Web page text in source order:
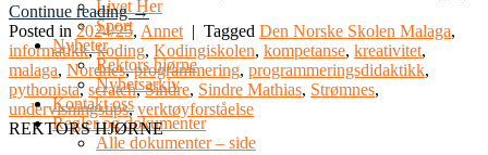
Livet Her
Sport
Nyheter
Rektors hjørne
Nyhetsarkiv
Kontakt oss
Regler og dokumenter
Alle dokumenter – side
Continue reading→
Posted in 2024/25, Annet | Tagged Den Norske Skolen Malaga,
informatikk,koding, Kodingiskolen, kompetanse, kreativitet,
malaga, Nordnes,programmering, programmeringsdidaktikk,
pythonista,scratch,Sindre, Sindre Mathias, Strømnes,
undervisningstips,verktøyforståelse
REKTORS HJØRNE